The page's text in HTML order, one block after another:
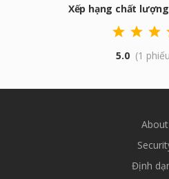
Xếp hạng chất lượng
5.0 (1
About
Định